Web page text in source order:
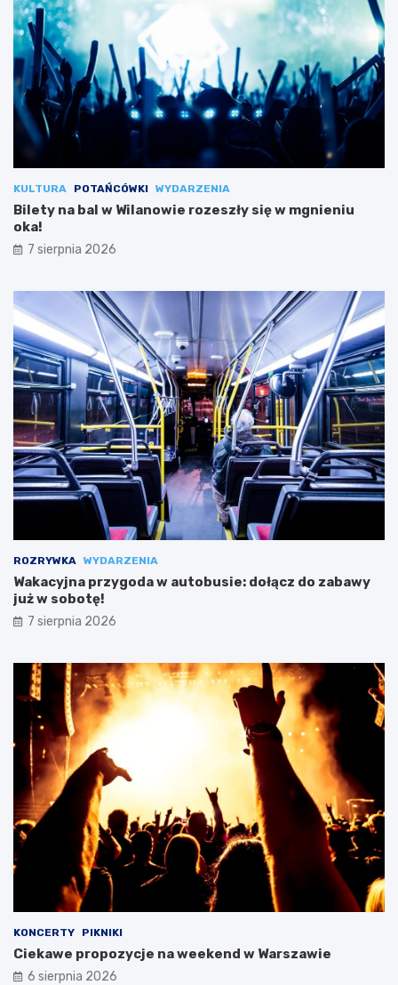
KULTURA POTAŃCÓWKI WYDARZENIA
Bilety na bal w Wilanowie rozeszły się w mgnieniu
oka!
7 sierpnia 2026
ROZRYWKA WYDARZENIA
Wakacyjna przygoda w autobusie: dołącz do zabawy
już w sobotę!
7 sierpnia 2026
KONCERTY PIKNIKI
Ciekawe propozycje na weekend w Warszawie
6 sierpnia 2026